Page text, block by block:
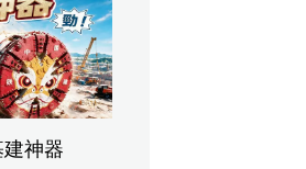
動
地
令
內
。
青年會書院校長劉
國良表示，希望學
生能夠透過電子儀
器，增加他們參與
戶外活動的投入
感。
建神器